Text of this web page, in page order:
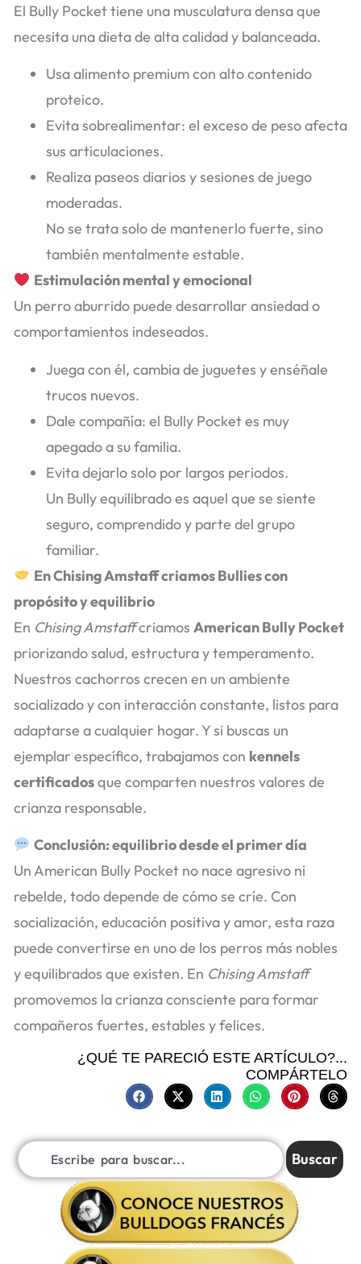
El Bully Pocket tiene una musculatura densa que
necesita una dieta de alta calidad y balanceada.
Usa alimento premium con alto contenido
proteico.
Evita sobrealimentar: el exceso de peso afecta
sus articulaciones.
Realiza paseos diarios y sesiones de juego
moderadas.
No se trata solo de mantenerlo fuerte, sino
también mentalmente estable.
Estimulación mental y emocional
Un perro aburrido puede desarrollar ansiedad o
comportamientos indeseados.
Juega con él, cambia de juguetes y enséñale
trucos nuevos.
Dale compañía: el Bully Pocket es muy
apegado a su familia.
Evita dejarlo solo por largos periodos.
Un Bully equilibrado es aquel que se siente
seguro, comprendido y parte del grupo
familiar.
En Chising Amstaff criamos Bullies con
propósito y equilibrio
En Chising Amstaffcriamos American Bully Pocket
priorizando salud, estructura y temperamento.
Nuestros cachorros crecen en un ambiente
socializado y con interacción constante, listos para
adaptarse a cualquier hogar. Y si buscas un
ejemplar específico, trabajamos con kennels
certificadosque comparten nuestros valores de
crianza responsable.
Conclusión: equilibrio desde el primer día
Un American Bully Pocket no nace agresivo ni
rebelde, todo depende de cómo se críe. Con
socialización, educación positiva y amor, esta raza
puede convertirse en uno de los perros más nobles
y equilibrados que existen. En Chising Amstaff
promovemos la crianza consciente para formar
compañeros fuertes, estables y felices.
¿QUÉ TE PARECIÓ ESTE ARTÍCULO?...
COMPÁRTELO
Buscar